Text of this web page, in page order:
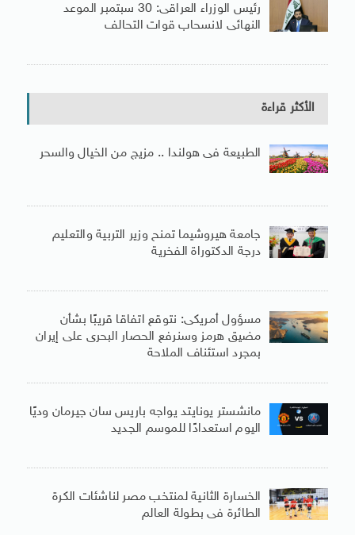
رئيس الوزراء العراقى: 30 سبتمبر الموعد
النهائى لانسحاب قوات التحالف
الأكثر قراءة
الطبيعة فى هولندا .. مزيج من الخيال والسحر
جامعة هيروشيما تمنح وزير التربية والتعليم
درجة الدكتوراة الفخرية
مسؤول أمريكى: نتوقع اتفاقا قريبًا بشأن
مضيق هرمز وسنرفع الحصار البحرى على إيران
بمجرد استئناف الملاحة
مانشستر يونايتد يواجه باريس سان جيرمان وديًا
اليوم استعدادًا للموسم الجديد
الخسارة الثانية لمنتخب مصر لناشئات الكرة
الطائرة فى بطولة العالم